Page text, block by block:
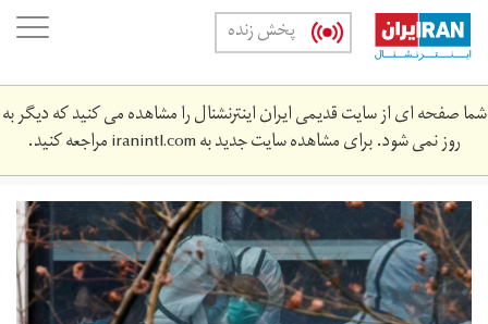
Skip
main
content
پخش زنده
شما صفحه ای از سایت قدیمی ایران اینترنشنال را مشاهده می کنید که دیگر به
روز نمی شود. برای مشاهده سایت جدید بهiranintl.comمراجعه کنید.
2021-
02-